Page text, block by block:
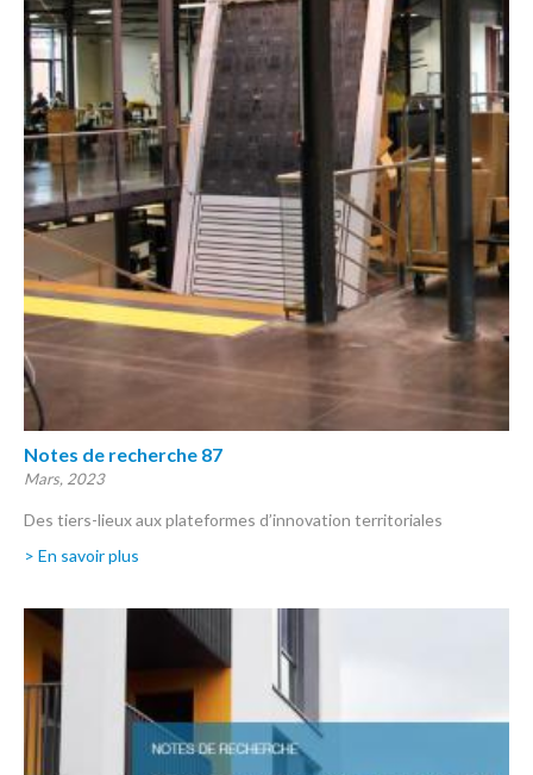
Notes de recherche 87
Mars, 2023
Des tiers-lieux aux plateformes d’innovation territoriales
> En savoir plus